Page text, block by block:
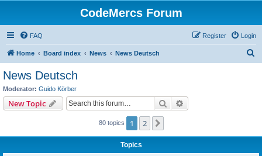
CodeMercs Forum
FAQ Login
Register
Home Board index News News Deutsch
News Deutsch
Moderator: Guido Körber
New Topic Search
80 topics 1 2
Topics